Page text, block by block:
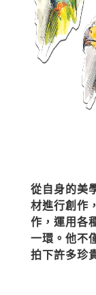
從自身的美
材進行創作
作，運用各
一環。他不
拍下許多珍